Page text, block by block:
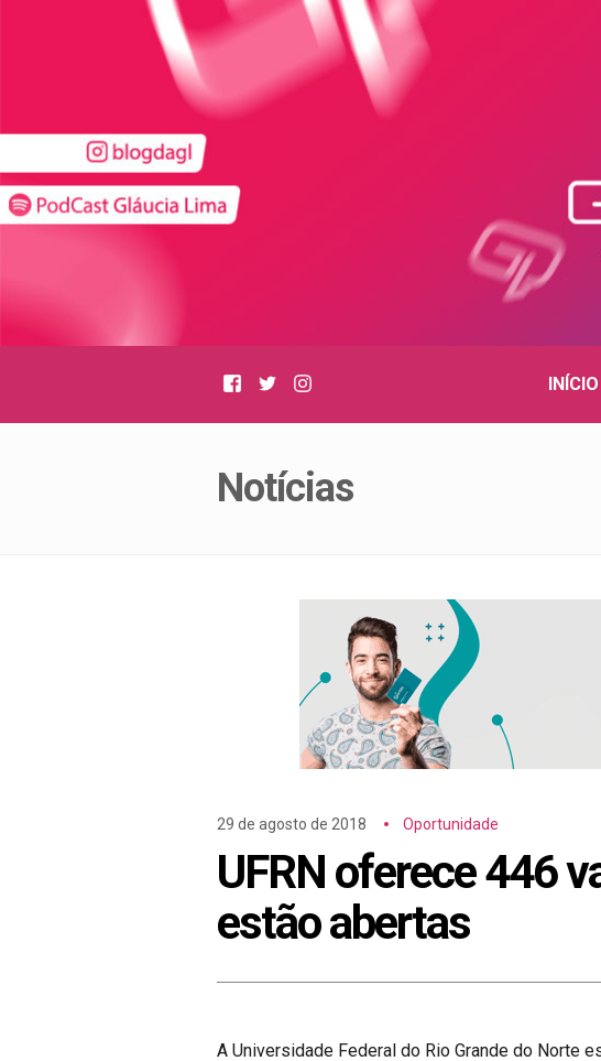
Facebook
Twitter INÍCIO
Notícias
29 de agosto de 2018 Oportunidade
UFRN oferece 446
estão abertas
A Universidade Federal do Rio Grande do Norte